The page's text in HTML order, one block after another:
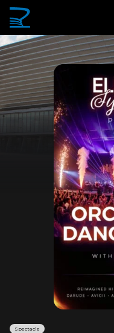
Recevez toute
Rivaj Group traite votre
abonnement à la newsletter de
consentement à tout moment.
protection des données.
Spectacle